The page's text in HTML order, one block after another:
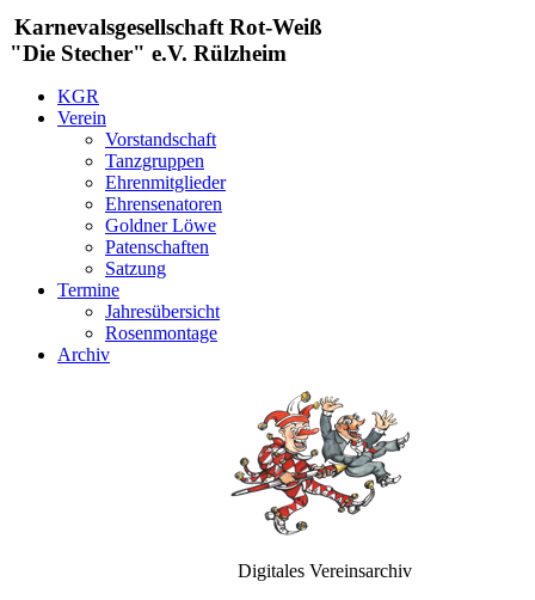
Karnevalsgesellschaft Rot-Weiß
"Die Stecher" e.V. Rülzheim
KGR
Verein
Vorstandschaft
Tanzgruppen
Ehrenmitglieder
Ehrensenatoren
Goldner Löwe
Patenschaften
Satzung
Termine
Jahresübersicht
Rosenmontage
Archiv
Digitales Vereinsarchiv